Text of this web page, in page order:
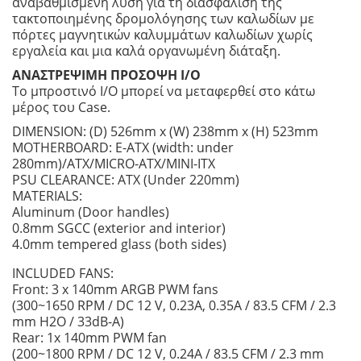
τακτοποιημένης δρομολόγησης των καλωδίων με
πόρτες μαγνητικών καλυμμάτων καλωδίων χωρίς
εργαλεία και μια καλά οργανωμένη διάταξη.
ΑΝΑΣΤΡΕΨΙΜΗ ΠΡΟΣΟΨΗ I/O
Το μπροστινό I/O μπορεί να μεταφερθεί στο κάτω
μέρος του Case.
DIMENSION: (D) 526mm x (W) 238mm x (H) 523mm
MOTHERBOARD: E-ATX (width: under
280mm)/ATX/MICRO-ATX/MINI-ITX
PSU CLEARANCE: ATX (Under 220mm)
MATERIALS:
Aluminum (Door handles)
0.8mm SGCC (exterior and interior)
4.0mm tempered glass (both sides)
INCLUDED FANS:
Front: 3 x 140mm ARGB PWM fans
(300~1650 RPM / DC 12 V, 0.23A, 0.35A / 83.5 CFM / 2.3
mm H2O / 33dB-A)
Rear: 1x 140mm PWM fan
(200~1800 RPM / DC 12 V, 0.24A / 83.5 CFM / 2.3 mm